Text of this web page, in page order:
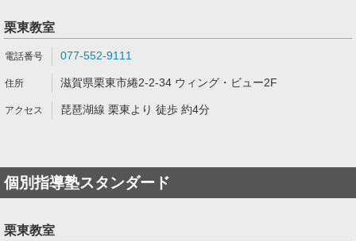
栗東教室
077-552-9111
滋賀県栗東市綣2-2-34 ウィング・ビュー2F
琵琶湖線 栗東より 徒歩 約4分
個別指導塾スタンダード
栗東教室